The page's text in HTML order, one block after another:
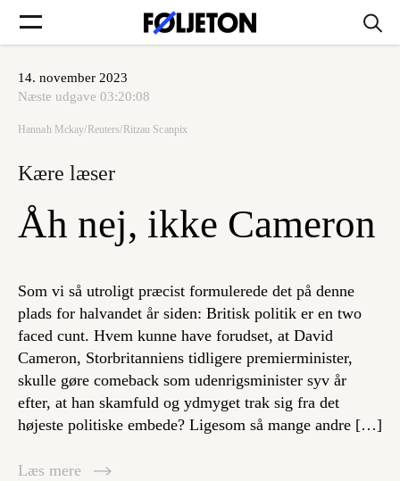
Forsider
Min side
Log ind
14. november 2023
Næste udgave 03:20:08
Hannah Mckay/Reuters/Ritzau Scanpix
Kære læser
Åh nej, ikke Cameron
Som vi så utroligt præcist formulerede det på denne
plads for halvandet år siden: Britisk politik er en two
faced cunt. Hvem kunne have forudset, at David
Cameron, Storbritanniens tidligere premierminister,
skulle gøre comeback som udenrigsminister syv år
efter, at han skamfuld og ydmyget trak sig fra det
højeste politiske embede? Ligesom så mange andre […]
Læs mere